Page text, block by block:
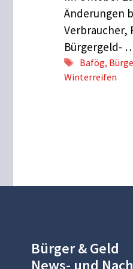
Änderungen
Verbraucher,
Bürgergeld-
Bafög,
Winterreifen
Bürger & Geld